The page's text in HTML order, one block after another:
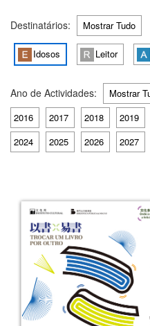
Destinatários: Mostrar Tudo
Idosos Leitor
Ano de Actividades: Mostrar
2016
2017 2018 2019
2024
2025 2026 2027